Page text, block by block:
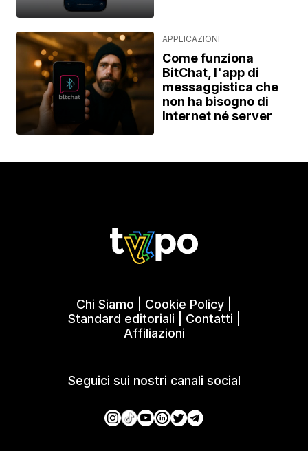
APPLICAZIONI
Come funziona
BitChat, l'app di
messaggistica che
non ha bisogno di
Internet né server
Chi Siamo Cookie Policy
Standard editoriali
Contatti
Affiliazioni
Seguici sui nostri canali social